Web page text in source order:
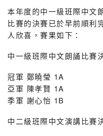
本年度的中一級班際中文
比賽的決賽已於早前順利
人欣喜，賽果如下：
中一級班際中文朗誦比賽
冠軍 鄭曉瑩 1A
亞軍 陳孝賢 1A
季軍 謝心怡 1B
中二級班際中文演講比賽